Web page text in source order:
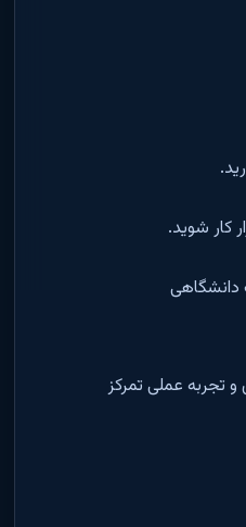
.
کار شوید.
و تجربه عملی تمرکز